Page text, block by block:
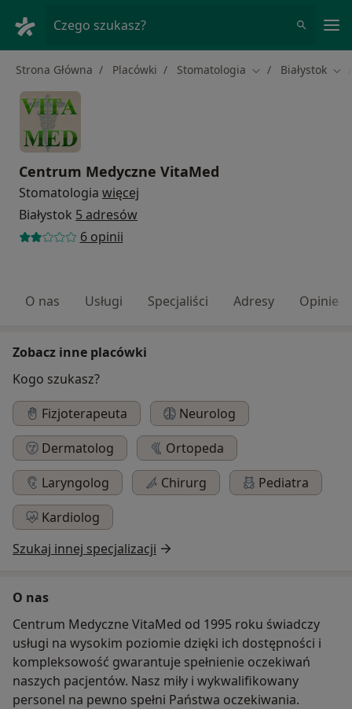
Czego szukasz?
Strona Główna Placówki Stomatologia Zmień miasto
Białystok
Centrum Medyczne VitaMed
Stomatologia więcej
Białystok 5 adresów
6 opinii
O nas Usługi Specjaliści Adresy Opinie
Zobacz inne placówki
Kogo szukasz?
Fizjoterapeuta
Neurolog
Dermatolog
Ortopeda
Laryngolog
Chirurg
Pediatra
Kardiolog
Szukaj innej specjalizacji
O nas
Centrum Medyczne VitaMed od 1995 roku świadczy
usługi na wysokim poziomie dzięki ich dostępności i
kompleksowość gwarantuje spełnienie oczekiwań
naszych pacjentów. Nasz miły i wykwalifikowany
personel na pewno spełni Państwa oczekiwania.